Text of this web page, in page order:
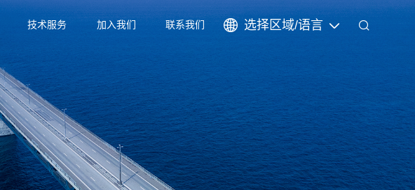
选择区域/语言
技术服务 加入我们 联系我们